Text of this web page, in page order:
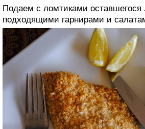
Подаем с ломтиками
подходящими гарнирами и